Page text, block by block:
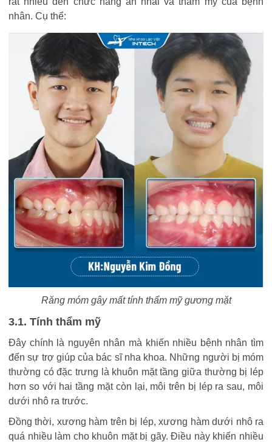
nhân. Cụ thể:
Răng móm gây mất tính thẩm mỹ gương mặt
3.1. Tính thẩm mỹ
Đây chính là nguyên nhân mà khiến nhiều bệnh nhân tìm
đến sự trợ giúp của bác sĩ nha khoa. Những người bị móm
thường có đặc trưng là khuôn mặt tầng giữa thường bị lép
hơn so với hai tầng mặt còn lại, môi trên bị lép ra sau, môi
dưới nhô ra trước.
Đồng thời, xương hàm trên bị lép, xương hàm dưới nhô ra
quá nhiều làm cho khuôn mặt bị gãy. Điều này khiến nhiều